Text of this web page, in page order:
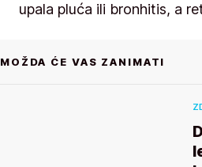
upala pluća ili bronhitis, a
MOŽDA ĆE VAS ZANIMATI